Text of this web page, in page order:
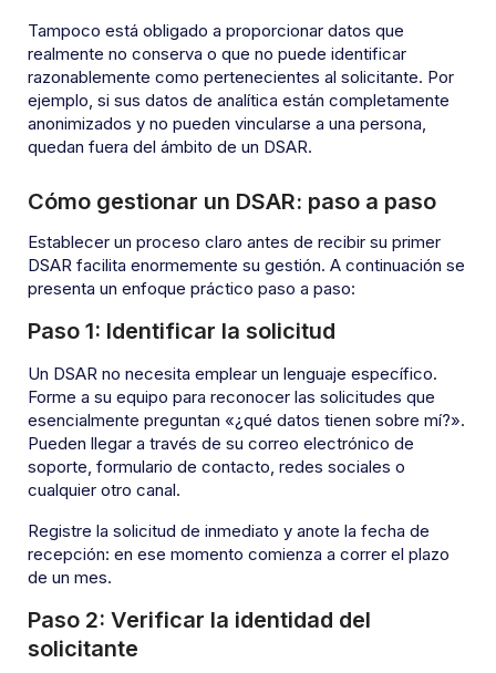
Tampoco está obligado a proporcionar datos que
realmente no conserva o que no puede identificar
razonablemente como pertenecientes al solicitante. Por
ejemplo, si sus datos de analítica están completamente
anonimizados y no pueden vincularse a una persona,
quedan fuera del ámbito de un DSAR.
Cómo gestionar un DSAR: paso a paso
Establecer un proceso claro antes de recibir su primer
DSAR facilita enormemente su gestión. A continuación se
presenta un enfoque práctico paso a paso:
Paso 1: Identificar la solicitud
Un DSAR no necesita emplear un lenguaje específico.
Forme a su equipo para reconocer las solicitudes que
esencialmente preguntan «¿qué datos tienen sobre mí?».
Pueden llegar a través de su correo electrónico de
soporte, formulario de contacto, redes sociales o
cualquier otro canal.
Registre la solicitud de inmediato y anote la fecha de
recepción: en ese momento comienza a correr el plazo
de un mes.
Paso 2: Verificar la identidad del
solicitante